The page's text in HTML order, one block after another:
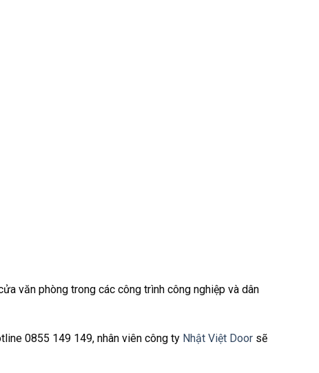
văn phòng trong các công trình công nghiệp và dân
0855 149 149, nhân viên công ty Nhật Việt Door sẽ